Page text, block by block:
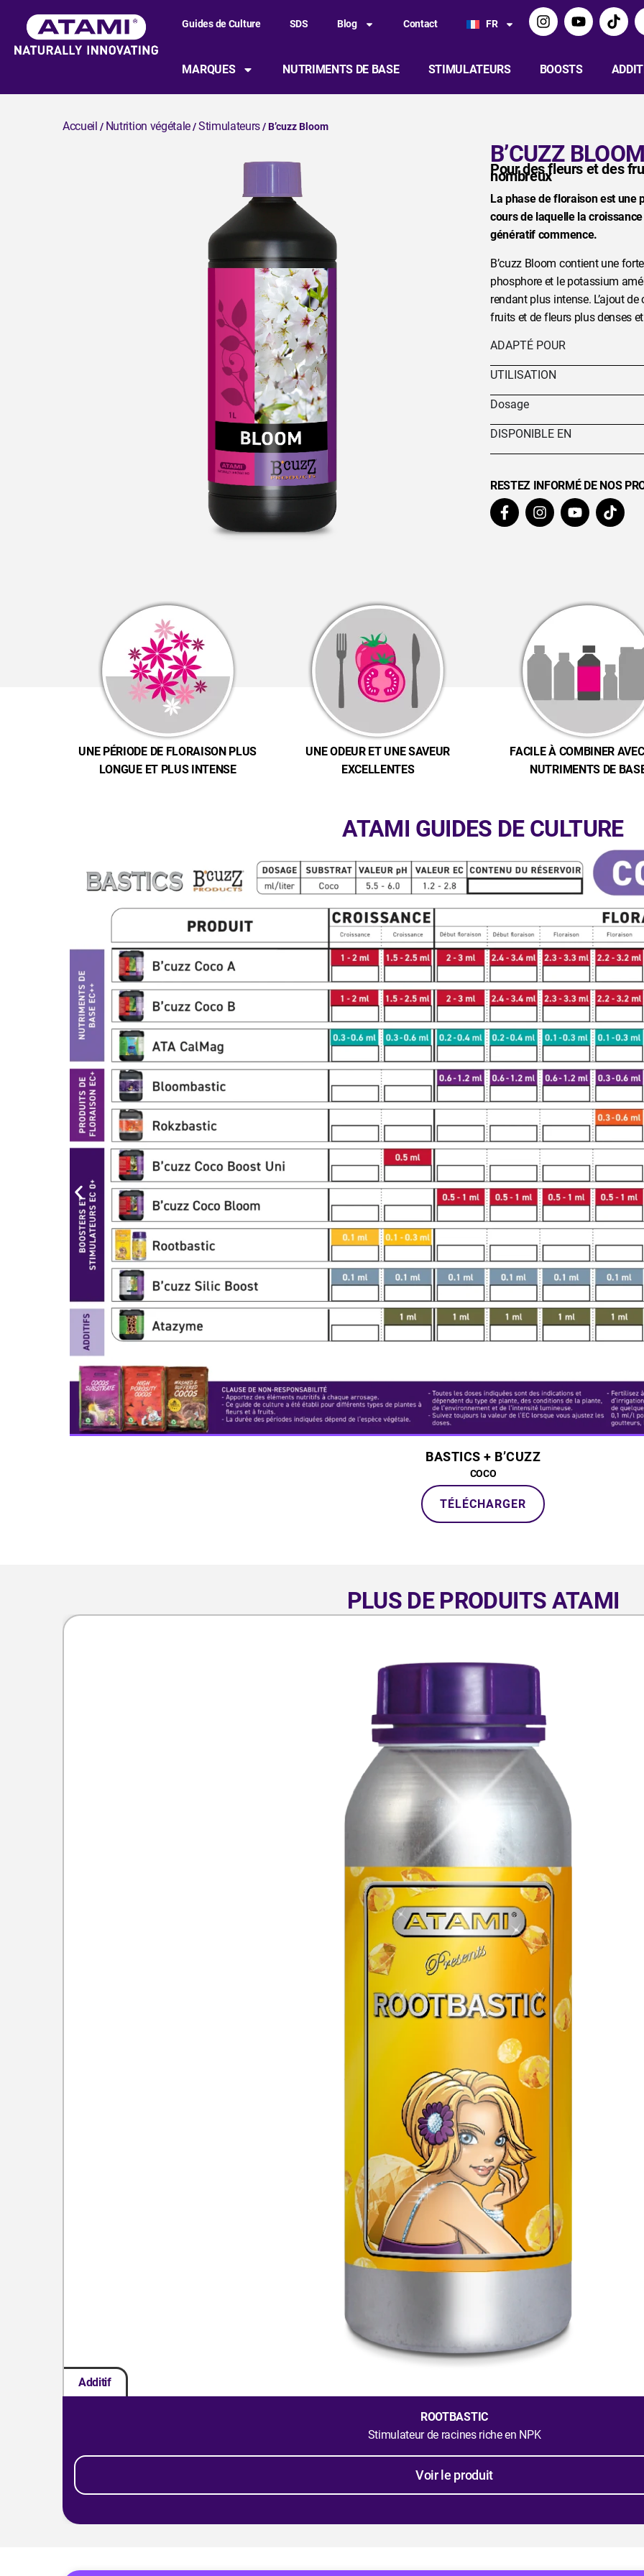
Guides de Culture SDS Blog Contact FR
MARQUES NUTRIMENTS DE BASE STIMULATEURS BOOSTS
Accueil / Nutrition végétale/Stimulateurs/ B’cuzz Bloom
B’CUZZ BLOOM
Pour des fleurs et des
nombreux
La phase de floraison est une
cours de laquelle la
génératif commence.
B’cuzz Bloom contient une
phosphore et le potassium
rendant plus intense. L’ajout
fruits et de fleurs plus denses
ADAPTÉ POUR
UTILISATION
Dosage
DISPONIBLE EN
RESTEZ INFORMÉ DE NOS
UNE PÉRIODE DE FLORAISON PLUS
LONGUE ET PLUS INTENSE
UNE ODEUR ET UNE SAVEUR
EXCELLENTES
FACILE À COMBINER
NUTRIMENTS DE
ATAMI GUIDES DE CULTURE
BASTICS + B’CUZZ
COCO
TÉLÉCHARGER
PLUS DE PRODUITS ATAMI
Additif
ROOTBASTIC
Stimulateur de racines riche en NPK
Voir le produit